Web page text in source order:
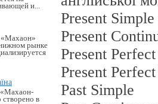
и...
«Махаон»
рынке
створено в
Present Simple
Present
Present Perfect
Present
Past Simple